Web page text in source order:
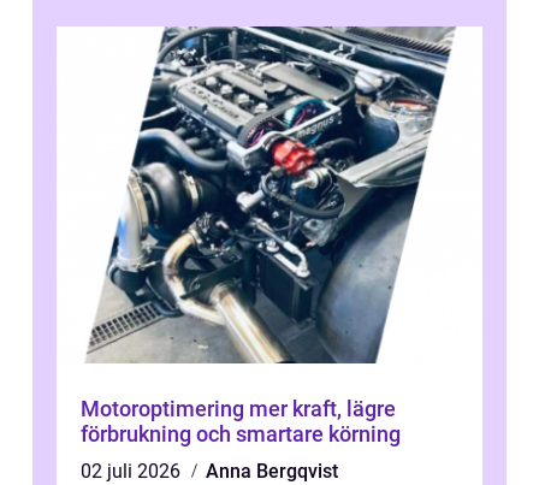
Motoroptimering mer kraft, lägre
förbrukning och smartare körning
02 juli 2026
Anna Bergqvist